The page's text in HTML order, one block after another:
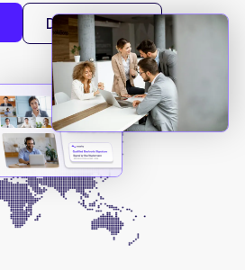
Demo buchen